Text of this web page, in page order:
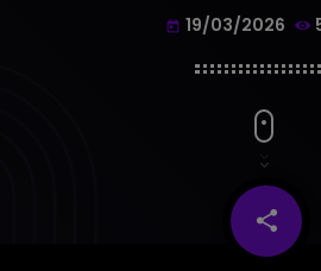
today 19/03/2026
share
email